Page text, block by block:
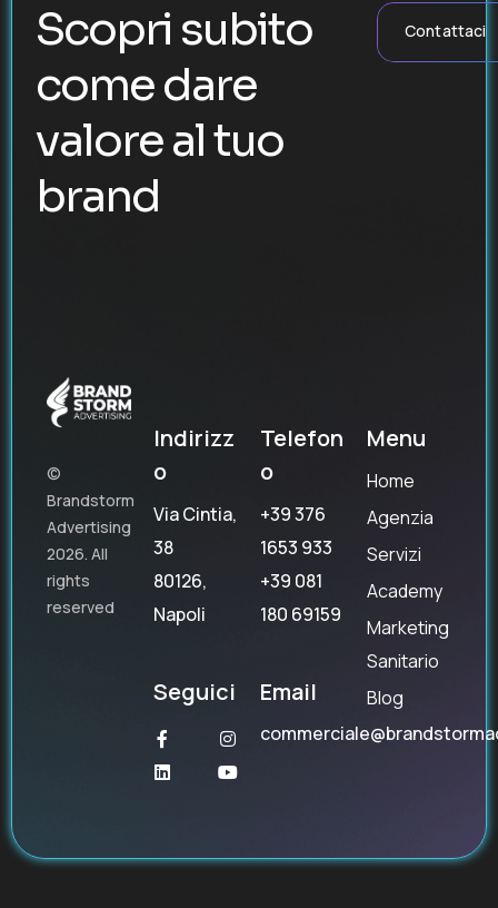
Scopri subito
come dare
valore al tuo
brand
Contattaci
©
Brandstorm
Advertising
2026. All
rights
reserved
Indirizz
o
Via Cintia,
38
80126,
Napoli
Seguici
Telefon
o
+39 376
1653 933
+39 081
180 69159
Email
Menu
Home
Agenzia
Servizi
Academy
Marketing
Sanitario
Blog